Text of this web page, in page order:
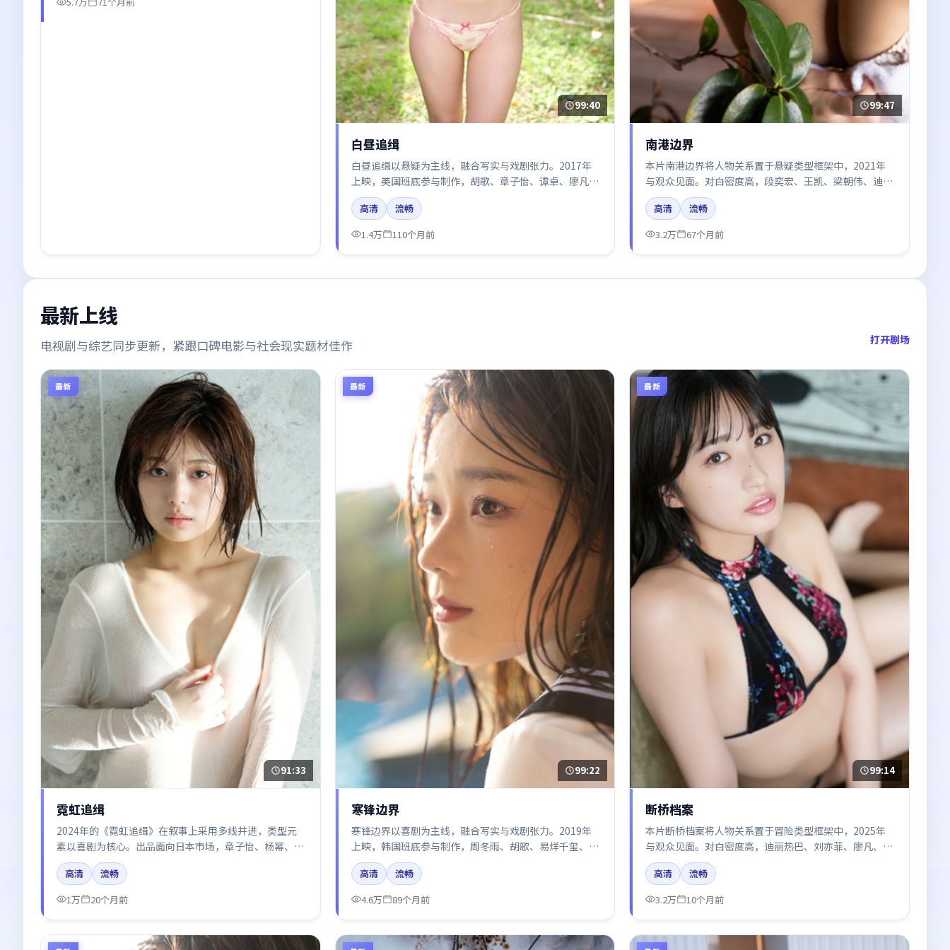
99:40
白昼追缉
白昼追缉以悬疑为主线，融合写实与戏剧张力。2017年
上映，英国班底参与制作，胡歌、章子怡、谭卓、廖凡在
片中呈现细腻表演，影像风格统一，配乐与剪辑强化了情
绪曲线。
高清
流畅
1.4万
110个月前
99:47
南港边界
本片南港边界将人物关系置于悬疑类型框架中，2021年
与观众见面。对白密度高，段奕宏、王凯、梁朝伟、迪丽
热巴的台词节奏值得关注；整体气质偏英国都市与冷色调
摄影。
高清
流畅
3.2万
67个月前
最新上线
电视剧与综艺同步更新，紧跟口碑电影与社会现实题材佳作 打开剧场
最新
91:33
霓虹追缉
2024年的《霓虹追缉》在叙事上采用多线并进，类型元
素以喜剧为核心。出品面向日本市场，章子怡、杨幂、朱
一龙、周迅所饰角色推动关键反转，结尾留白引发讨论。
高清
流畅
1万
20个月前
最新
99:22
寒锋边界
寒锋边界以喜剧为主线，融合写实与戏剧张力。2019年
上映，韩国班底参与制作，周冬雨、胡歌、易烊千玺、倪
妮、沈腾在片中呈现细腻表演，影像风格统一，配乐与剪
辑强化了情绪曲线。
高清
流畅
4.6万
89个月前
最新
99:14
断桥档案
本片断桥档案将人物关系置于冒险类型框架中，2025年
与观众见面。对白密度高，迪丽热巴、刘亦菲、廖凡、沈
腾的台词节奏值得关注；整体气质偏英国都市与冷色调摄
影。
高清
流畅
3.2万
10个月前